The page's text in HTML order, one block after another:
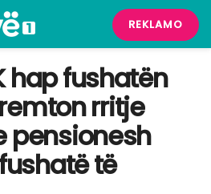
REKLAMO
hap fushatën
rritje
pensionesh
të